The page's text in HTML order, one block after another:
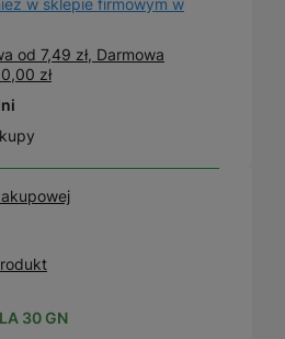
w sklepie firmowym w
od 7,49 zł, Darmowa
zł
30 GN